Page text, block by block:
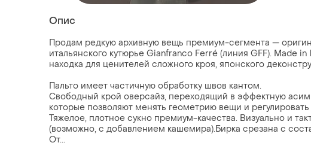
Опис
Продам редкую архивную вещь премиум-сегмента —
итальянского кутюрье Gianfranco Ferré (линия GFF). Made
находка для ценителей сложного кроя, японского
Пальто имеет частичную обработку швов кантом.
Свободный крой оверсайз, переходящий в эффектную
которые позволяют менять геометрию вещи и регулировать
Тяжелое, плотное сукно премиум-качества. Визуально и
(возможно, с добавлением кашемира).Бирка срезана с
От...